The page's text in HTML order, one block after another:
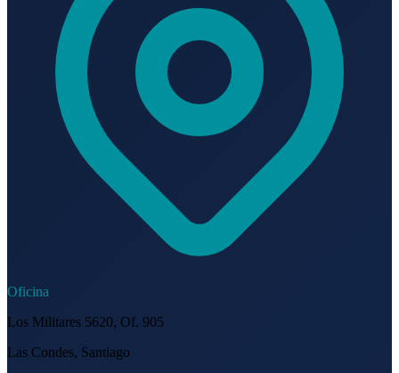
Oficina
Los Militares 5620, Of. 905
Las Condes, Santiago